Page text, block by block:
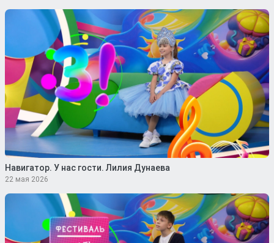
Навигатор. У нас гости. Лилия Дунаева
22 мая 2026